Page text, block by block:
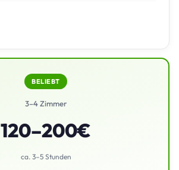
BELIEBT
3–4 Zimmer
120–200€
ca. 3–5 Stunden